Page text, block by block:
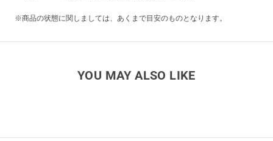
※商品の状態に関しましては、あくまで目安のものとなります。
YOU MAY ALSO LIKE